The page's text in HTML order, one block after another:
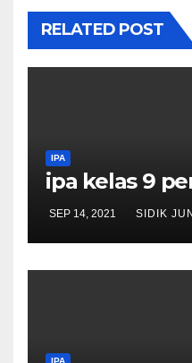
RELATED POST
IPA
ipa kelas 9
SEP 14, 2021 SIDIK
IPA